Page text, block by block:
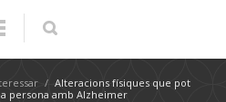
/ Alteracions físiques que pot
persona amb Alzheimer